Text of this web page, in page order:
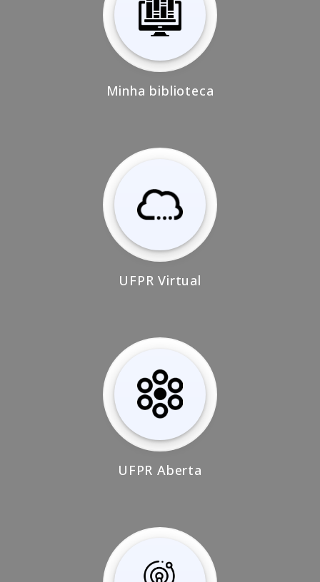
Minha biblioteca
UFPR Virtual
UFPR Aberta